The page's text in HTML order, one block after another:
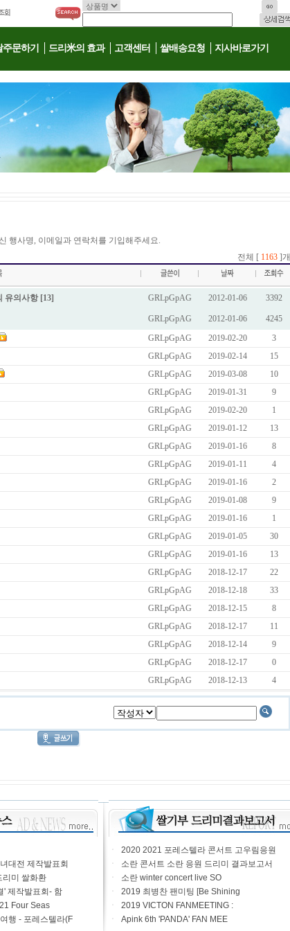
문하기 드리米의 효과 고객센터 쌀배송요청 지사바로가기
행사명, 이메일과 연락처를 기입해주세요.
전체 [ 1163 ]개
유의사항 [13] GRLpGpAG 2012-01-06 3392
GRLpGpAG 2012-01-06
4245
GRLpGpAG 2019-02-20
3
GRLpGpAG 2019-02-14
15
GRLpGpAG 2019-03-08
10
GRLpGpAG 2019-01-31
9
GRLpGpAG 2019-02-20
1
GRLpGpAG 2019-01-12
13
GRLpGpAG 2019-01-16
8
GRLpGpAG 2019-01-11
4
GRLpGpAG 2019-01-16
2
GRLpGpAG 2019-01-08
9
GRLpGpAG 2019-01-16
1
GRLpGpAG 2019-01-05
30
GRLpGpAG 2019-01-16
13
GRLpGpAG 2018-12-17
22
GRLpGpAG 2018-12-18
33
GRLpGpAG 2018-12-15
8
GRLpGpAG 2018-12-17
11
GRLpGpAG 2018-12-14
9
GRLpGpAG 2018-12-17
0
GRLpGpAG 2018-12-13 4
대전 제작발표회
리미 쌀화환
' 제작발표회- 함
Four Seas
행 - 포레스텔라(F
ㆍ
2020 2021 포레스텔라 콘서트 고우림응원
ㆍ
소란 콘서트 소란 응원 드리미 결과보고서
ㆍ
소란 winter concert live SO
ㆍ
2019 최병찬 팬미팅 [Be Shining
ㆍ
2019 VICTON FANMEETING :
ㆍ
Apink 6th 'PANDA' FAN MEE